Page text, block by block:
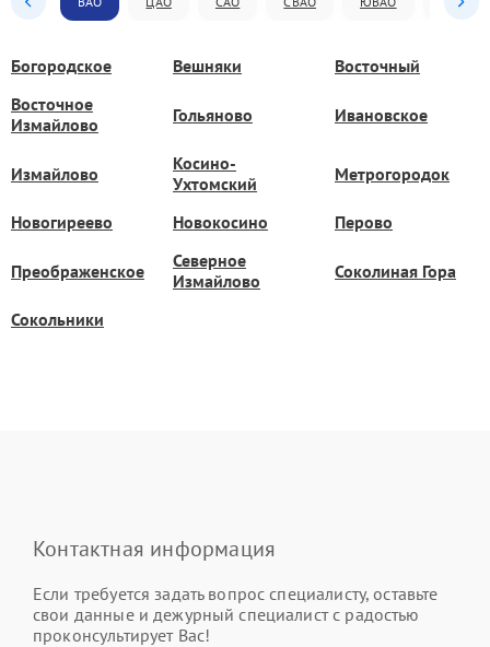
Богородское Вешняки
Восточный
Восточное
Измайлово
Гольяново Ивановское
Измайлово
Косино-
Ухтомский
Метрогородок
Новогиреево Новокосино Перово
Преображенское
Северное
Измайлово
Соколиная Гора
Сокольники
Контактная информация
Если требуется задать вопрос специалисту, оставьте
свои данные и дежурный специалист с радостью
проконсультирует Вас!